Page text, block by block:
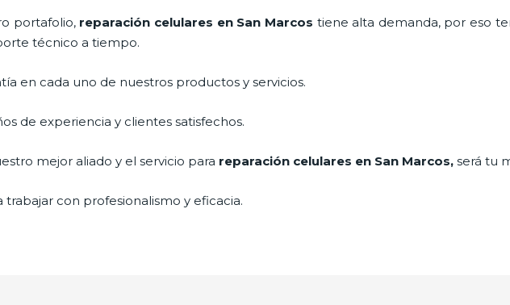
portafolio, reparación celulares en San Marcos tiene alta demanda, por eso
técnico a tiempo.
en cada uno de nuestros productos y servicios.
de experiencia y clientes satisfechos.
mejor aliado y el servicio para reparación celulares en San Marcos,será tu
trabajar con profesionalismo y eficacia.